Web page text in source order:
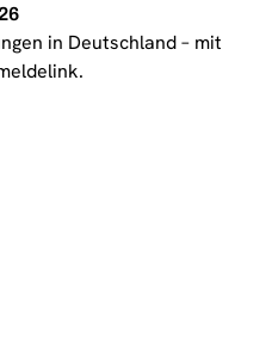
in Deutschland – mit